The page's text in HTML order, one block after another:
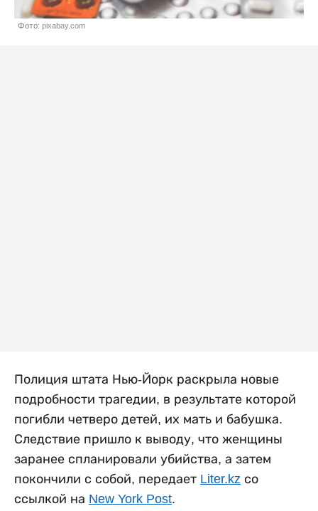
Фото: pixabay.com
Полиция штата Нью-Йорк раскрыла новые
подробности трагедии, в результате которой
погибли четверо детей, их мать и бабушка.
Следствие пришло к выводу, что женщины
заранее спланировали убийства, а затем
покончили с собой, передает Liter.kz со
ссылкой на New York Post.